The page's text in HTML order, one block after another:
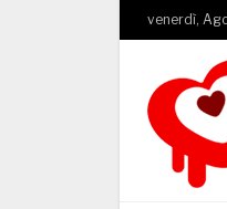
venerdì,